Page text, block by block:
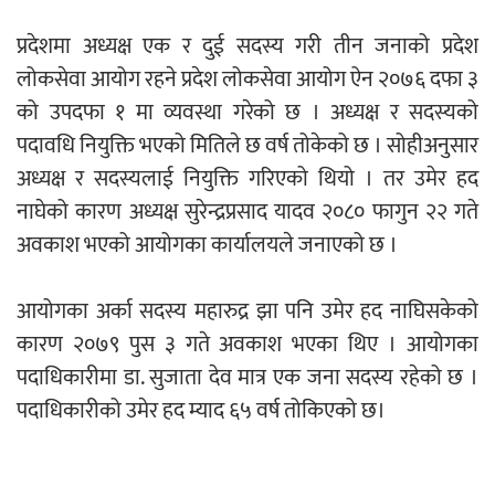
परियोजना सकिनै लाग्दा खुल्यो वन उद्यमीले
सहुलियत ऋण लिने बाटो
बनाउँछ नदीलाई संरक्षण हकदार
प्रदेशमा अध्यक्ष एक र दुई सदस्य गरी तीन जनाको प्रदेश
लोकसेवा आयोग रहने प्रदेश लोकसेवा आयोग ऐन २०७६ दफा ३
को उपदफा १ मा व्यवस्था गरेको छ । अध्यक्ष र सदस्यको
पदावधि नियुक्ति भएको मितिले छ वर्ष तोकेको छ । सोहीअनुसार
अध्यक्ष र सदस्यलाई नियुक्ति गरिएको थियो । तर उमेर हद
नाघेको कारण अध्यक्ष सुरेन्द्रप्रसाद यादव २०८० फागुन २२ गते
अवकाश भएको आयोगका कार्यालयले जनाएको छ ।
आयोगका अर्का सदस्य महारुद्र झा पनि उमेर हद नाघिसकेको
कारण २०७९ पुस ३ गते अवकाश भएका थिए । आयोगका
पदाधिकारीमा डा. सुजाता देव मात्र एक जना सदस्य रहेको छ ।
पदाधिकारीको उमेर हद म्याद ६५ वर्ष तोकिएको छ।